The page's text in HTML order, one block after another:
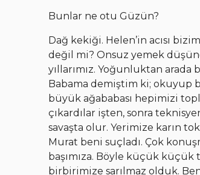
Bunlar ne otu Güzün?
Dağ kekiği. Helen’in acısı
değil mi? Onsuz yemek
yıllarımız. Yoğunluktan
Babama demiştim ki; okuyup
büyük ağababası hepimizi
çıkardılar işten, sonra
savaşta olur. Yerimize karın
Murat beni suçladı. Çok
başımıza. Böyle küçük küçük
birbirimize sarılmaz olduk.